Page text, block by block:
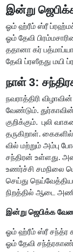
இன்று
ஓம் ஹ்ரீம் ஸ்ரீ
ஓம் தேவி
ததானா கர்
தேவி ப்ரஸீதது மயி
நாள் 3:
நவராத்திரி
வேண்டும்.
குறிக்கும். புலி
தருகிறாள்.
வில் மற்றும் அம்பு
சந்திரன் உள்ளது.
உணர்ச்சி சமநிலை
செய்து
நிறத்தில் ஆடை
இன்று ஜெபிக்க
ஓம் ஹ்ரீம் ஸ்ரீ சந்த்ர
ஓம் தேவி